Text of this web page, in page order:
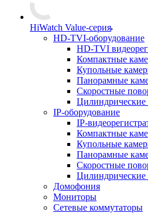
HiWatch Value-серия
HD-TVI-оборудование
HD-TVI
Компактные
Купольные
Панорамные
Скоростные
Цилиндрические
IP-оборудование
IP-
Компактные
Купольные
Панорамные
Скоростные
Цилиндрические
Домофония
Мониторы
Сетевые коммутаторы